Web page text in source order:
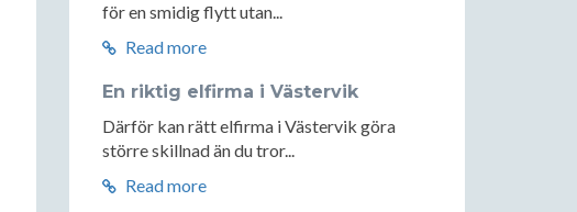
för en smidig flytt utan...
Read more
En riktig elfirma i Västervik
Därför kan rätt elfirma i Västervik göra
större skillnad än du tror...
Read more